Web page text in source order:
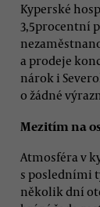
Kyperské
3,5procentní
a prodeje
nárok i
o žádné
Mezitím na
Atmosféra v
s posledními
několik dní